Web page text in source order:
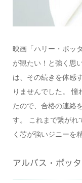
映画「ハリー・ポッ
が観たい！と強く思
は、その続きを体感
りませんでした。
たので、合格の連絡
す。 これまで繋がれ
く芯が強いジニーを
アルバス・ポッ